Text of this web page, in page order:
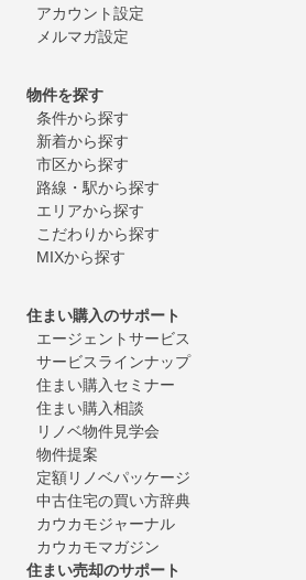
アカウント設定
メルマガ設定
物件を探す
条件から探す
新着から探す
市区から探す
路線・駅から探す
エリアから探す
こだわりから探す
MIXから探す
住まい購入のサポート
エージェントサービス
サービスラインナップ
住まい購入セミナー
住まい購入相談
リノベ物件見学会
物件提案
定額リノベパッケージ
中古住宅の買い方辞典
カウカモジャーナル
カウカモマガジン
住まい売却のサポート